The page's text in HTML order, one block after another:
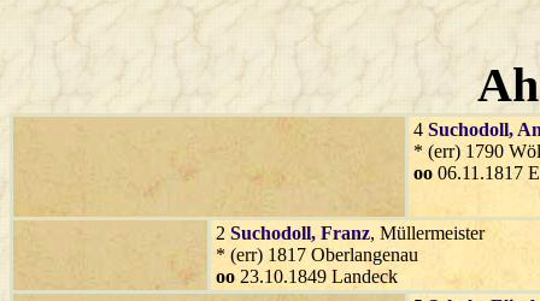
4 Suchodoll,
* (err) 1790
oo 06.11.1817
2 Suchodoll, Franz, Müllermeister
* (err) 1817 Oberlangenau
oo 23.10.1849 Landeck